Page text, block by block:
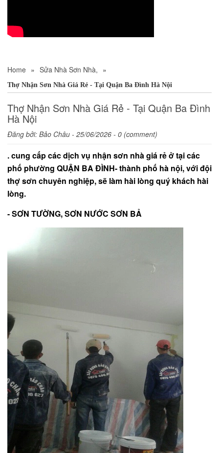
Home » Sửa Nhà Sơn Nhà, »
Thợ Nhận Sơn Nhà Giá Rẻ - Tại Quận Ba Đình Hà Nội
Thợ Nhận Sơn Nhà Giá Rẻ - Tại Quận Ba Đình
Hà Nội
Đăng bởi: Bảo Châu - 25/06/2026 - 0 (comment)
. cung cấp các dịch vụ nhận sơn nhà giá rẻ ở tại các
phố phường QUẬN BA ĐÌNH- thành phố hà nội, với đội
thợ sơn chuyên nghiệp, sẽ làm hài lòng quý khách hài
lòng.
- SƠN TƯỜNG, SƠN NƯỚC SƠN BẢ